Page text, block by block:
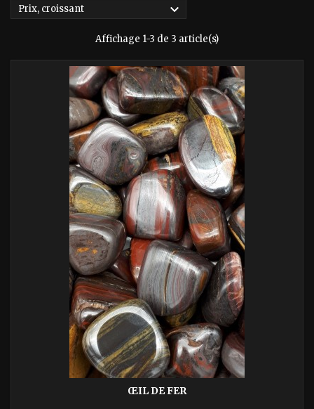
Prix, croissant 
Affichage 1-3 de 3 article(s)
ŒIL DE FER